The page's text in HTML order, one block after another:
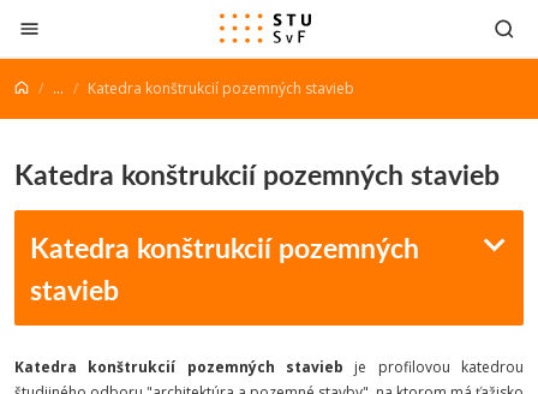
Prejsť na obsah
... Katedra konštrukcií pozemných stavieb
Katedra konštrukcií pozemných stavieb
Katedra konštrukcií pozemných
stavieb
Katedra konštrukcií pozemných stavieb je profilovou katedrou